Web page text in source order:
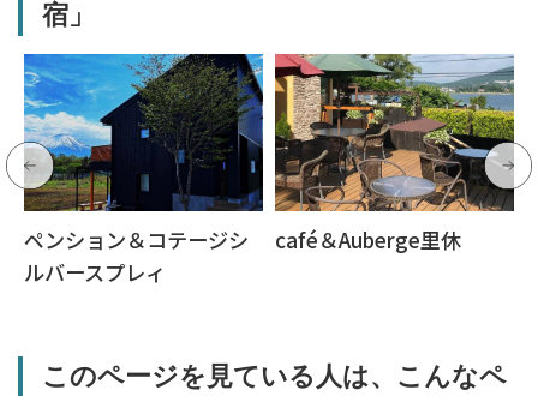
宿」
ペンション＆コテージシ
ルバースプレィ
café＆Auberge里休
このページを見ている人は、こんなペ